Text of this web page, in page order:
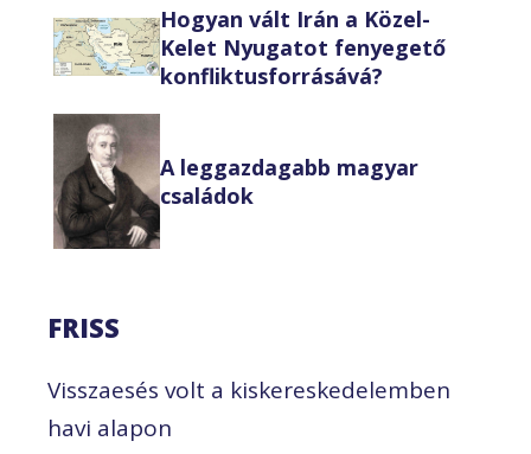
Hogyan vált Irán a Közel-
Kelet Nyugatot fenyegető
konfliktusforrásává?
A leggazdagabb magyar
családok
FRISS
Visszaesés volt a kiskereskedelemben
havi alapon